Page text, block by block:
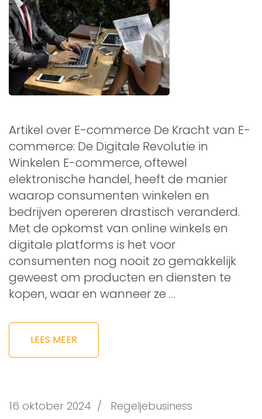
Artikel over E-commerce De Kracht van E-
commerce: De Digitale Revolutie in
Winkelen E-commerce, oftewel
elektronische handel, heeft de manier
waarop consumenten winkelen en
bedrijven opereren drastisch veranderd.
Met de opkomst van online winkels en
digitale platforms is het voor
consumenten nog nooit zo gemakkelijk
geweest om producten en diensten te
kopen, waar en wanneer ze …
LEES MEER
16 oktober 2024 / Regeljebusiness